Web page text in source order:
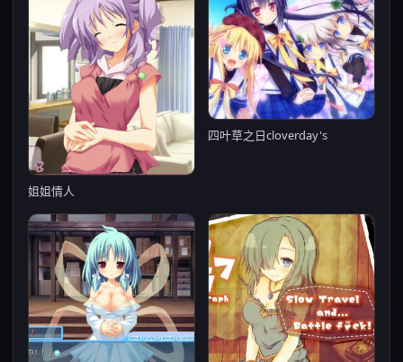
姐姐情人
四叶草之日cloverday's